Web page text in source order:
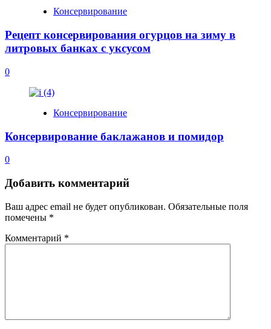
Консервирование
Рецепт консервирования огурцов на зиму в
литровых банках с уксусом
0
Консервирование
Консервирование баклажанов и помидор
0
Добавить комментарий
Ваш адрес email не будет опубликован. Обязательные поля
помечены *
Комментарий *